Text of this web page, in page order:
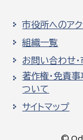
市役所へのア
組織一覧
お問い合わせ
著作権・免責事
ついて
サイトマップ
©